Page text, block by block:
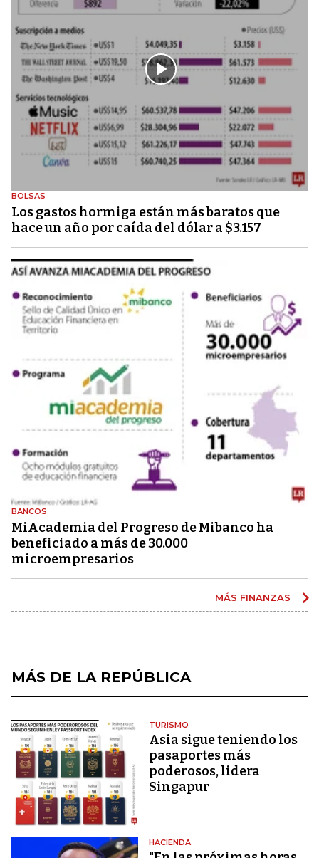
BOLSAS
Los gastos hormiga están más baratos que
hace un año por caída del dólar a $3.157
BANCOS
MiAcademia del Progreso de Mibanco ha
beneficiado a más de 30.000
microempresarios
MÁS FINANZAS
MÁS DE LA REPÚBLICA
TURISMO
Asia sigue teniendo los
pasaportes más
poderosos, lidera
Singapur
HACIENDA